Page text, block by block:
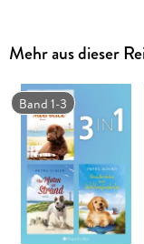
Mehr aus dieser
Band 1-3